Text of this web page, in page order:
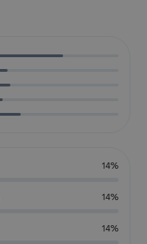
14%
14%
14%